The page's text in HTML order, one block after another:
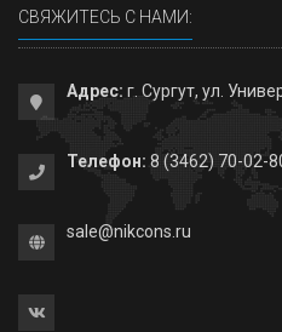
СВЯЖИТЕСЬ С НАМИ:
Адрес: г. Сургут, ул.
Телефон: 8 (3462) 70-02-
sale@nikcons.ru